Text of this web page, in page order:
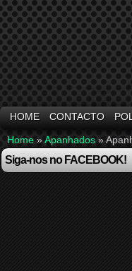
HOME CONTACTO
Home »Apanhados »
Siga-nos no FACEBOOK!